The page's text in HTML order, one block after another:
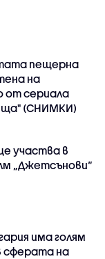
пещерна
на
от сериала
(СНИМКИ)
участва в
„Джетсънови“
има голям
сферата на